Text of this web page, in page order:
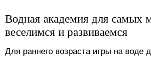
Водная академия для самых
веселимся и развиваемся
Для раннего возраста игры на воде